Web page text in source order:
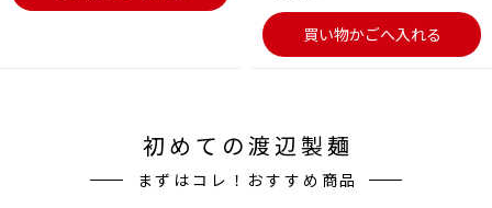
買い物かごへ入れる
初めての渡辺製麺
まずはコレ！おすすめ商品